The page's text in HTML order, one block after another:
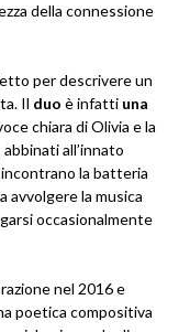
della connessione
per descrivere un
Il duo è infatti una
chiara di Olivia e la
all’innato
la batteria
avvolgere la musica
occasionalmente
nel 2016 e
poetica compositiva